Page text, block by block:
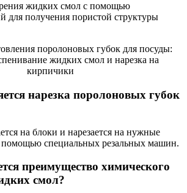
жидких смол с помощью
для получения пористой структуры
нарезка поролоновых губок
на блоки и нарезается на нужные
специальных резальных машин.
преимущество химического
смол?